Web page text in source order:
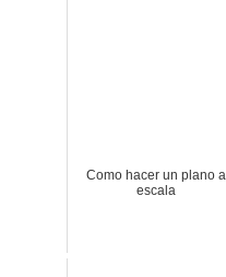
Como hacer un plano a
escala